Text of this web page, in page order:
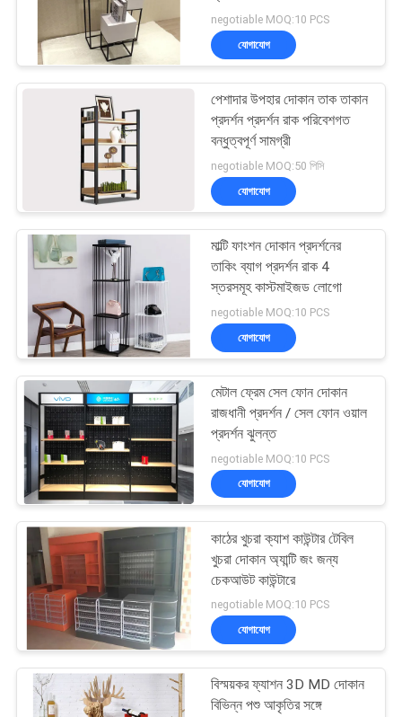
PRIVACY
POLICY
negotiable MOQ:10 PCS
যোগাযোগ
পেশাদার উপহার দোকান তাক তাকান
প্রদর্শন প্রদর্শন রাক পরিবেশগত
বন্ধুত্বপূর্ণ সামগ্রী
negotiable MOQ:50 পিসি
যোগাযোগ
মাল্টি ফাংশন দোকান প্রদর্শনের
তাকিং ব্যাগ প্রদর্শন রাক 4
স্তরসমূহ কাস্টমাইজড লোগো
negotiable MOQ:10 PCS
যোগাযোগ
মেটাল ফ্রেম সেল ফোন দোকান
রাজধানী প্রদর্শন / সেল ফোন ওয়াল
প্রদর্শন ঝুলন্ত
negotiable MOQ:10 PCS
যোগাযোগ
কাঠের খুচরা ক্যাশ কাউন্টার টেবিল
খুচরা দোকান অ্যান্টি জং জন্য
চেকআউট কাউন্টারে
negotiable MOQ:10 PCS
যোগাযোগ
বিস্ময়কর ফ্যাশন 3D MD দোকান
বিভিন্ন পশু আকৃতির সঙ্গে